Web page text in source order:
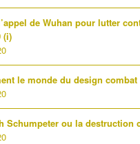
de Wuhan pour lutter
(i)
le monde du design combat
Schumpeter ou la destruction